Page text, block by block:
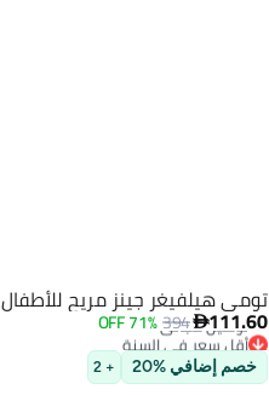
تومي هيلفيغر جينز مريح للأطفال
111.60
394
71% OFF
أقل سعر في السنة
توصيل مجاني
أقل سعر في السنة
خصم إضافي %20 + 2